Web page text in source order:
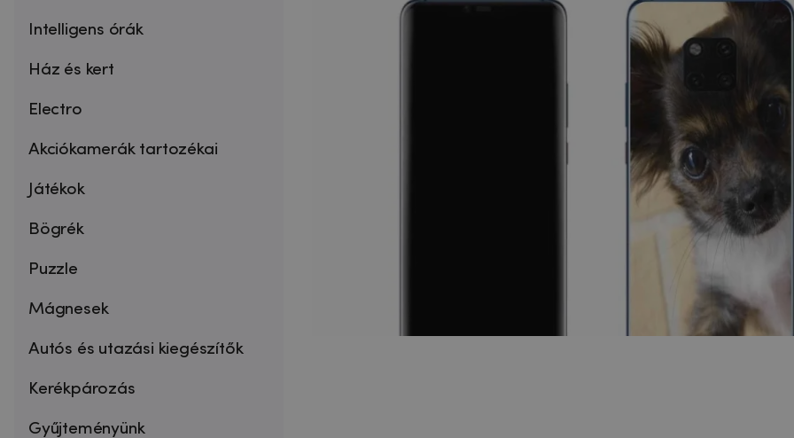
Intelligens órák
Ház és kert
Electro
Akciókamerák tartozékai
Játékok
Bögrék
Puzzle
Mágnesek
Autós és utazási kiegészítők
Kerékpározás
Gyűjteményünk